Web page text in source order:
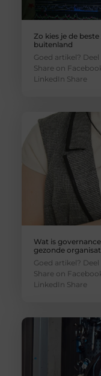
Zo kies je de
buitenland
Goed artikel?
Share on
LinkedIn Share
Wat is
gezonde
Goed artikel?
Share on
LinkedIn Share